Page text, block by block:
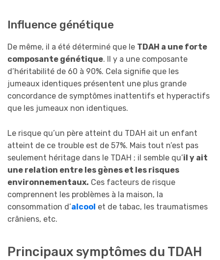
Influence génétique
De même, il a été déterminé que le TDAH a une forte
composante génétique. Il y a une composante
d’héritabilité de 60 à 90%. Cela signifie que les
jumeaux identiques présentent une plus grande
concordance de symptômes inattentifs et hyperactifs
que les jumeaux non identiques.
Le risque qu’un père atteint du TDAH ait un enfant
atteint de ce trouble est de 57%. Mais tout n’est pas
seulement héritage dans le TDAH ; il semble qu’il y ait
une relation entre les gènes et les risques
environnementaux. Ces facteurs de risque
comprennent les problèmes à la maison, la
consommation d’alcool et de tabac, les traumatismes
crâniens, etc.
Principaux symptômes du TDAH